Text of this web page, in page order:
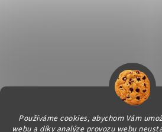
Používáme cookies, abychom Vám
webu a díky analýze provozu webu